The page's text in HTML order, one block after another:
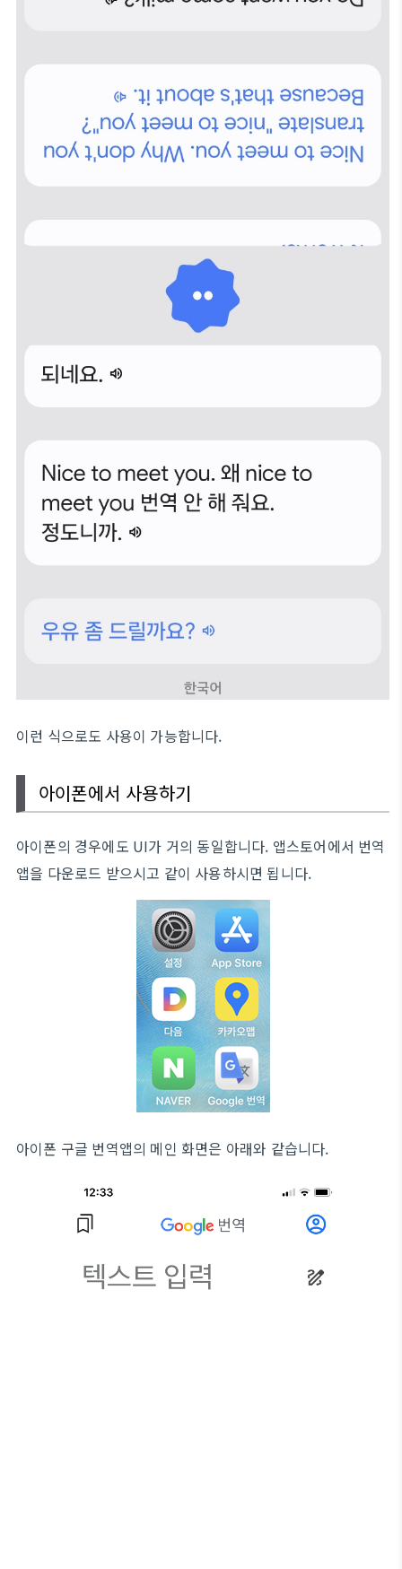
이런 식으로도 사용이 가능합니다.
아이폰에서 사용하기
아이폰의 경우에도 UI가 거의 동일합니다. 앱스토어에서 번역
앱을 다운로드 받으시고 같이 사용하시면 됩니다.
아이폰 구글 번역앱의 메인 화면은 아래와 같습니다.